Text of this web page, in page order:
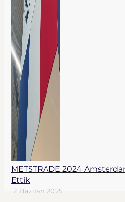
METSTRADE 2024
Ettik
2 Haziran 2025